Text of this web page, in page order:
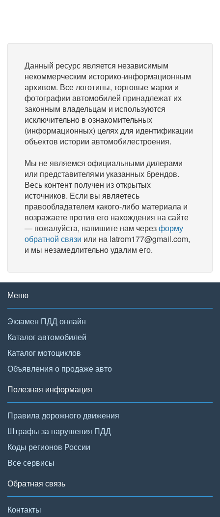
Данный ресурс является независимым
некоммерческим историко-информационным
архивом. Все логотипы, торговые марки и
фотографии автомобилей принадлежат их
законным владельцам и используются
исключительно в ознакомительных
(информационных) целях для идентификации
объектов истории автомобилестроения.
Мы не являемся официальными дилерами
или представителями указанных брендов.
Весь контент получен из открытых
источников. Если вы являетесь
правообладателем какого-либо материала и
возражаете против его нахождения на сайте
— пожалуйста, напишите нам черезформу
обратной связи или на latrom177@gmail.com,
и мы незамедлительно удалим его.
Меню
Экзамен ПДД онлайн
Каталог автомобилей
Каталог мотоциклов
Объявления о продаже авто
Полезная информация
Правила дорожного движения
Штрафы за нарушения ПДД
Коды регионов России
Все сервисы
Обратная связь
Контакты